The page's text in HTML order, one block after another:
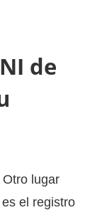
de
lugar
el registro